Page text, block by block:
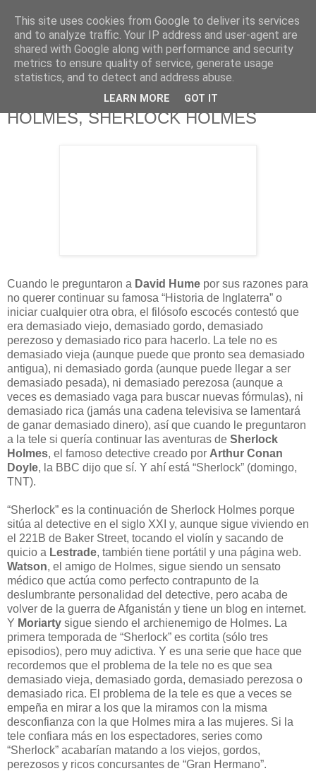
625 RANAS
LA TELEVISIÓN DESDE EL PUNTO DE VISTA BATRACIO
HOLMES, SHERLOCK HOLMES
Cuando le preguntaron a David Hume por sus razones para
no querer continuar su famosa “Historia de Inglaterra” o
iniciar cualquier otra obra, el filósofo escocés contestó que
era demasiado viejo, demasiado gordo, demasiado
perezoso y demasiado rico para hacerlo. La tele no es
demasiado vieja (aunque puede que pronto sea demasiado
antigua), ni demasiado gorda (aunque puede llegar a ser
demasiado pesada), ni demasiado perezosa (aunque a
veces es demasiado vaga para buscar nuevas fórmulas), ni
demasiado rica (jamás una cadena televisiva se lamentará
de ganar demasiado dinero), así que cuando le preguntaron
a la tele si quería continuar las aventuras de Sherlock
Holmes, el famoso detective creado por Arthur Conan
Doyle, la BBC dijo que sí. Y ahí está “Sherlock” (domingo,
TNT).
“Sherlock” es la continuación de Sherlock Holmes porque
sitúa al detective en el siglo XXI y, aunque sigue viviendo en
el 221B de Baker Street, tocando el violín y sacando de
quicio a Lestrade, también tiene portátil y una página web.
Watson, el amigo de Holmes, sigue siendo un sensato
médico que actúa como perfecto contrapunto de la
deslumbrante personalidad del detective, pero acaba de
volver de la guerra de Afganistán y tiene un blog en internet.
Y Moriarty sigue siendo el archienemigo de Holmes. La
primera temporada de “Sherlock” es cortita (sólo tres
episodios), pero muy adictiva. Y es una serie que hace que
recordemos que el problema de la tele no es que sea
demasiado vieja, demasiado gorda, demasiado perezosa o
demasiado rica. El problema de la tele es que a veces se
empeña en mirar a los que la miramos con la misma
desconfianza con la que Holmes mira a las mujeres. Si la
tele confiara más en los espectadores, series como
“Sherlock” acabarían matando a los viejos, gordos,
perezosos y ricos concursantes de “Gran Hermano”.
This site uses cookies from Google to deliver its services
and to analyze traffic. Your IP address and user-agent are
shared with Google along with performance and security
metrics to ensure quality of service, generate usage
statistics, and to detect and address abuse.
LEARN MORE GOT IT